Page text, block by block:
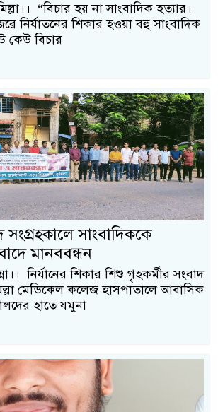
“বিচার হয় না সাংবাদিক হত্যার।
নির্যাতনের শিকার হওয়া বহু সাংবাদিক
কেউ বিচার
সংগ্রহকালে সাংবাদিককে
মানববন্ধন
নির্যানের শিকার শিশু গৃহকর্মীর সংবাদ
মেডিকেল কলেজ হাসপাতালে আবাসিক
হাতে যমুনা